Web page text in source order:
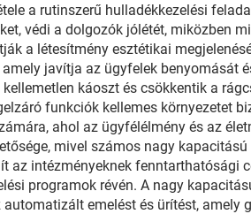
a rutinszerű hulladékkezelési
védi a dolgozók jólétét, miközben
a létesítmény esztétikai
javítja az ügyfelek
káoszt és csökkentik a
funkciók kellemes környezetet
ahol az ügyfélélmény és az
mivel számos nagy
az intézményeknek fenntarthatósági
programok révén. A nagy
emelést és ürítést,